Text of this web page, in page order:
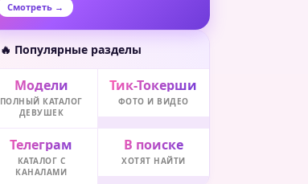
Смотреть →
🔥 Популярные разделы
Модели
ПОЛНЫЙ КАТАЛОГ
ДЕВУШЕК
Тик-Токерши
ФОТО И ВИДЕО
Телеграм
КАТАЛОГ С
КАНАЛАМИ
В поиске
ХОТЯТ НАЙТИ